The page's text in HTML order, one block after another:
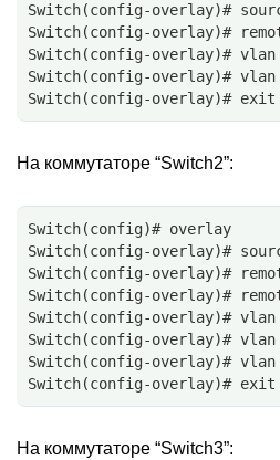
Switch(config-overlay)#
Switch(config-overlay)#
Switch(config-overlay)# vlan
Switch(config-overlay)# vlan
Switch(config-overlay)# exit
На коммутаторе “Switch2”:
Switch(config)# overlay
Switch(config-overlay)#
Switch(config-overlay)#
Switch(config-overlay)#
Switch(config-overlay)# vlan
Switch(config-overlay)# vlan
Switch(config-overlay)# vlan
Switch(config-overlay)# exit
На коммутаторе “Switch3”: